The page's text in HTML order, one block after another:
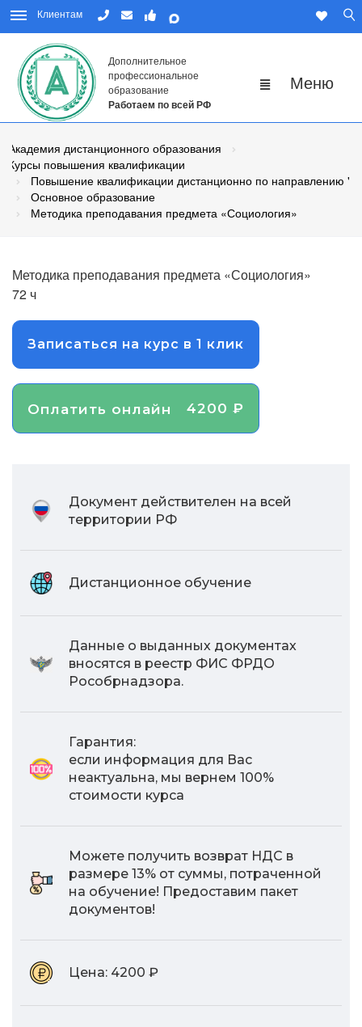
Клиентам
Дополнительное
профессиональное
образование
Работаем по всей РФ
Академия дистанционного образования
Курсы повышения квалификации
Повышение квалификации дистанционно по направлению
Основное образование
Методика преподавания предмета «Социология»
Методика преподавания предмета «Социология»
72 ч
Записаться на курс в 1 клик
Оплатить онлайн 4200 ₽
Документ действителен на всей
территории РФ
Дистанционное обучение
Данные о выданных документах
вносятся в реестр ФИС ФРДО
Рособрнадзора.
Гарантия:
если информация для Вас
неактуальна, мы вернем 100%
стоимости курса
Можете получить возврат НДС в
размере 13% от суммы, потраченной
на обучение! Предоставим пакет
документов!
Цена: 4200 ₽